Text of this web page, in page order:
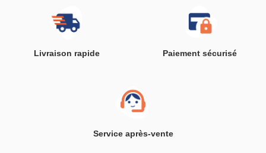
Livraison rapide Paiement sécurisé
Service après-vente